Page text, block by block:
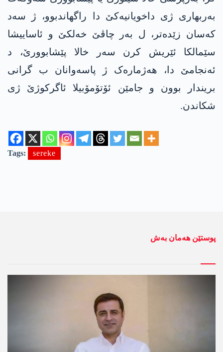
بەربھاری ژی داخویانیەکێ دا راگھاندبوو، ژ سەد
کەسان زێدەتر، ل بەر چاڤێ خەلکێ و ئاساییشا
سێمالکا ئێریش کرن سەر خالا پێشابوورێ، د
ئەنجامێ دا، ھەژمارەک ژ پاسەوانان ب گرانی
بریندار بوون و جامێن ئۆتۆمۆبیلا ئاگرکوژێ ژی
شکاندن.
Tags: sereke
پوستێن ھەمان بەش